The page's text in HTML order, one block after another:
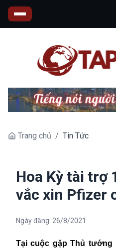
Trang chủ / Tin Tức
Hoa Kỳ tài trợ
vắc xin Pfizer
Ngày đăng: 26/8/2021
Tại cuộc gặp Thủ tướng